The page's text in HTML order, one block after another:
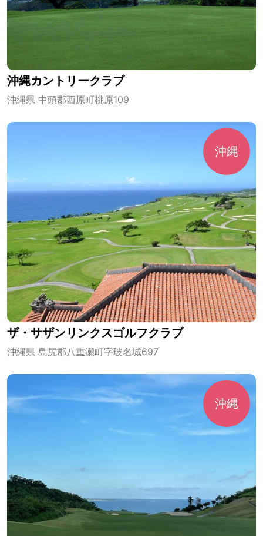
沖縄カントリークラブ
沖縄県 中頭郡西原町桃原109
沖縄
ザ・サザンリンクスゴルフクラブ
沖縄県 島尻郡八重瀬町字玻名城697
沖縄